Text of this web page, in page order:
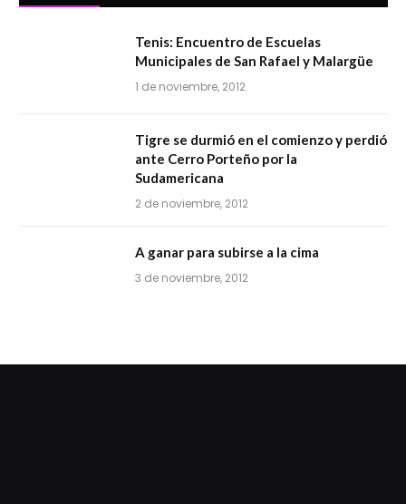
Tenis: Encuentro de Escuelas
Municipales de San Rafael y Malargüe
1 de noviembre, 2012
Tigre se durmió en el comienzo y perdió
ante Cerro Porteño por la
Sudamericana
2 de noviembre, 2012
A ganar para subirse a la cima
3 de noviembre, 2012